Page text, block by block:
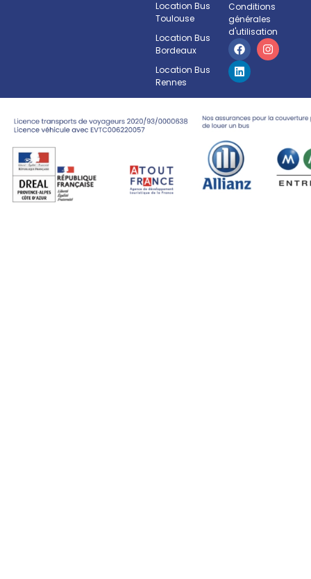
Location Bus
Toulouse
Location Bus
Bordeaux
Location Bus
Rennes
Conditions
générales
d'utilisation